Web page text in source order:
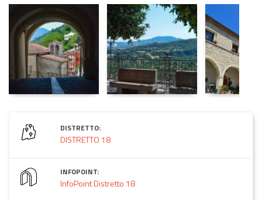
DISTRETTO:
DISTRETTO 18
INFOPOINT:
InfoPoint Distretto 18